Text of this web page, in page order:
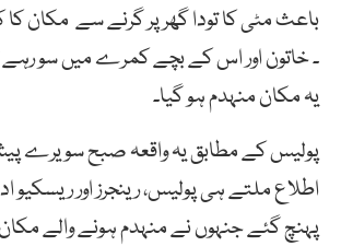
باعث مٹی کا تودا گھر پر گرنے سے مکان
۔ خاتون اور اس کے بچے کمرے میں سو
یہ مکان منہدم ہو گیا۔
پولیس کے مطابق یہ واقعہ صبح سویرے
اطلاع ملتے ہی پولیس، رینجرز اور ریسکیو
پہنچ گئے جنہوں نے منہدم ہونے والے مکان